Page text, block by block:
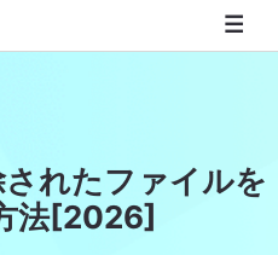
れたファイルを
法[2026]